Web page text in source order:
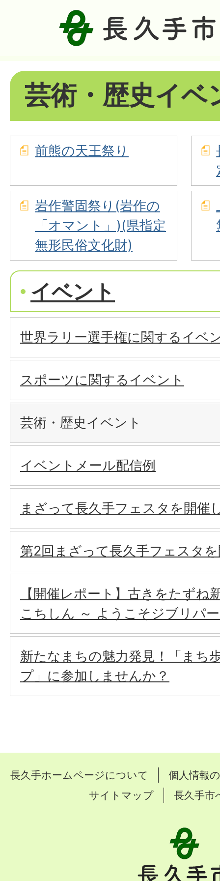
芸術・歴史イベ
前熊の天王祭り
岩作警固祭り(岩作の
「オマント」)(県指定
無形民俗文化財)
イベント
世界ラリー選手権に関するイベ
スポーツに関するイベント
芸術・歴史イベント
イベントメール配信例
まざって長久手フェスタを開催
第2回まざって長久手フェスタ
【開催レポート】古きをたずね
こちしん ～ ようこそジブリパ
新たなまちの魅力発見！「まち
プ」に参加しませんか？
長久手ホームページについて
個人情報
サイトマップ
長久手市
手